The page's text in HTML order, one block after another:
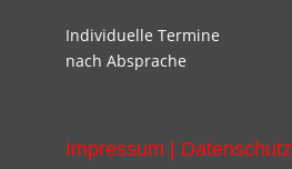
Individuelle Termine
nach Absprache
Impressum | Datenschutz